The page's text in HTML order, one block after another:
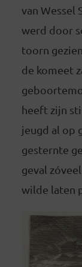
van Wessel
werd door
toorn
de komeet
heeft zijn
jeugd al op
gesternte
geval
wilde laten